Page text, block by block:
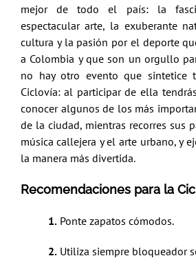
mejor de todo el país: la
espectacular arte, la exuberante
cultura y la pasión por el deporte
a Colombia y que son un orgullo
no hay otro evento que sintetice
Ciclovía: al participar de ella
conocer algunos de los más
de la ciudad, mientras recorres sus
música callejera y el arte urbano, y
la manera más divertida.
Recomendaciones para la
1.Ponte zapatos cómodos.
2.Utiliza siempre bloqueador